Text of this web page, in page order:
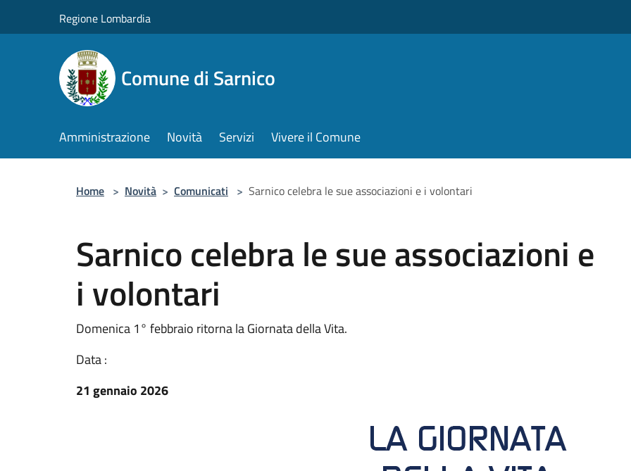
Regione Lombardia
Comune di Sarnico
Amministrazione Novità Servizi Vivere il Comune
Home > Novità > Comunicati > Sarnico celebra le sue associazioni e i volontari
Sarnico celebra le sue associazioni e
i volontari
Domenica 1° febbraio ritorna la Giornata della Vita.
Data :
21 gennaio 2026